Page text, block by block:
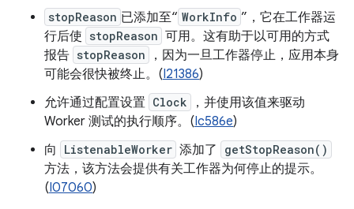
stopReason 已添加至“ WorkInfo ”，它在工作器运
行后使 stopReason 可用。这有助于以可用的方式
报告 stopReason
，因为一旦工作器停止，应用本身
可能会很快被终止。(I21386)
允许通过配置设置 Clock
，并使用该值来驱动
Worker 测试的执行顺序。(Ic586e)
向
ListenableWorker 添加了 getStopReason()
方法，该方法会提供有关工作器为何停止的提示。
(I07060)